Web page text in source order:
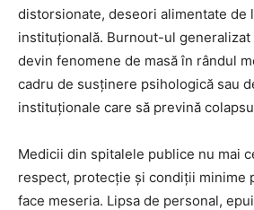
distorsionate, deseori alimentate de
instituțională. Burnout-ul
devin fenomene de masă în rândul
cadru de susținere psihologică sau
instituționale care să prevină
Medicii din spitalele publice nu mai
respect, protecție și condiții minime
face meseria. Lipsa de personal,